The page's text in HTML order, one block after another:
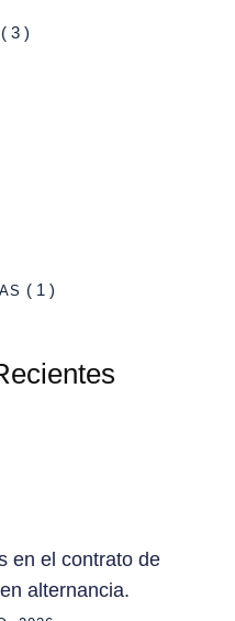
( 3 )
( 1 )
en el contrato de
alternancia.